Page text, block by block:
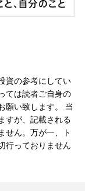
資の参考にしてい
ては読者ご自身の
願い致します。 当
すが、記載される
せん。万が一、ト
行っておりません